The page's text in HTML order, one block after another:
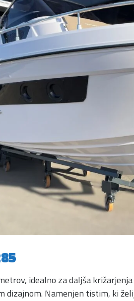
idealno za daljša
Namenjen tistim, ki